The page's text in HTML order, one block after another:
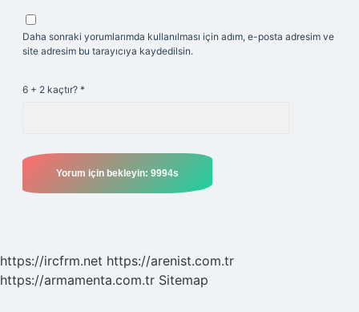
Daha sonraki yorumlarımda kullanılması için adım, e-posta adresim ve
site adresim bu tarayıcıya kaydedilsin.
6 + 2 kaçtır? *
https://ircfrm.net https://arenist.com.tr
https://armamenta.com.tr Sitemap